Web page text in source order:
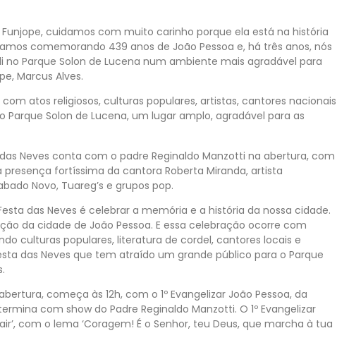
cuidamos com muito carinho porque ela está na história
comemorando 439 anos de João Pessoa e, há três anos, nós
no Parque Solon de Lucena num ambiente mais agradável para
Marcus Alves.
atos religiosos, culturas populares, artistas, cantores nacionais
Solon de Lucena, um lugar amplo, agradável para as
Neves conta com o padre Reginaldo Manzotti na abertura, com
fortíssima da cantora Roberta Miranda, artista
Novo, Tuareg’s e grupos pop.
das Neves é celebrar a memória e a história da nossa cidade.
da cidade de João Pessoa. E essa celebração ocorre com
culturas populares, literatura de cordel, cantores locais e
das Neves que tem atraído um grande público para o Parque
começa às 12h, com o 1º Evangelizar João Pessoa, da
com show do Padre Reginaldo Manzotti. O 1º Evangelizar
com o lema ‘Coragem! É o Senhor, teu Deus, que marcha à tua